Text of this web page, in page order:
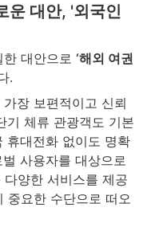
운 대안, '외국인
대안으로 ‘해외 여권
.
장 보편적이고 신뢰
기 체류 관광객도 기본
휴대전화 없이도 명확
사용자를 대상으로
양한 서비스를 제공
중요한 수단으로 떠오